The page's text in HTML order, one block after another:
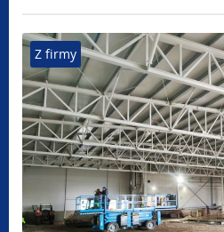
Z firmy